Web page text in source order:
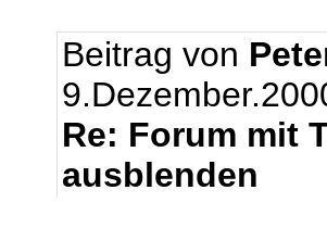
Beitrag von
Re: Forum mit
ausblenden